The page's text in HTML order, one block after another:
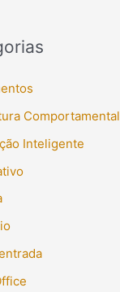
Comportamental
Inteligente